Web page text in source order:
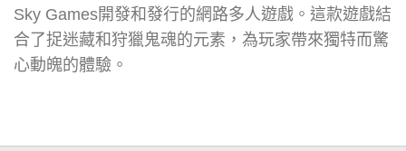
Sky Games開發和發行的網路多人遊戲。這款遊戲結
合了捉迷藏和狩獵鬼魂的元素，為玩家帶來獨特而驚
心動魄的體驗。